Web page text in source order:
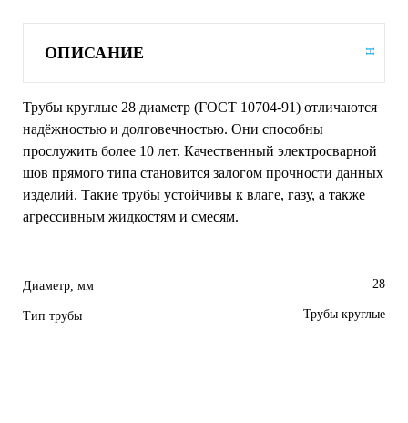
ОПИСАНИЕ
Трубы круглые 28 диаметр (ГОСТ 10704-91) отличаются
надёжностью и долговечностью. Они способны
прослужить более 10 лет. Качественный электросварной
шов прямого типа становится залогом прочности данных
изделий. Такие трубы устойчивы к влаге, газу, а также
агрессивным жидкостям и смесям.
Диаметр, мм 28
Тип трубы Трубы круглые